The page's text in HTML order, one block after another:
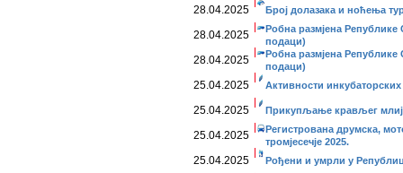
28.04.2025 Број долазака и ноћења
28.04.2025
Робна размјена Републике
подаци)
28.04.2025
Робна размјена Републике
подаци)
25.04.2025 Активности
25.04.2025 Прикупљање крављег
25.04.2025
Регистрована друмска,
тромјесечје 2025.
25.04.2025 Рођени и умрли у